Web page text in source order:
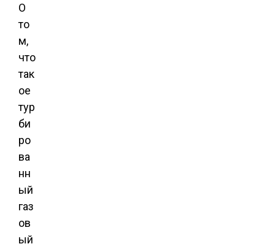
О
то
м,
что
так
ое
тур
би
ро
ва
нн
ый
газ
ов
ый